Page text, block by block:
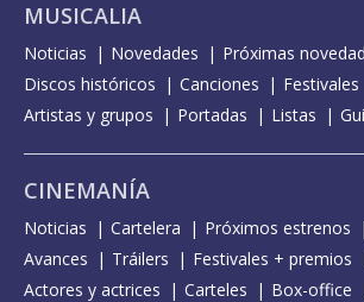
MUSICALIA
Noticias Novedades
Próximas
Discos históricos
Canciones Festivales
Artistas y grupos
Portadas Listas
CINEMANÍA
Noticias Cartelera Próximos estrenos
Avances
Tráilers
Festivales + premios
Actores y actrices
Carteles Box-office